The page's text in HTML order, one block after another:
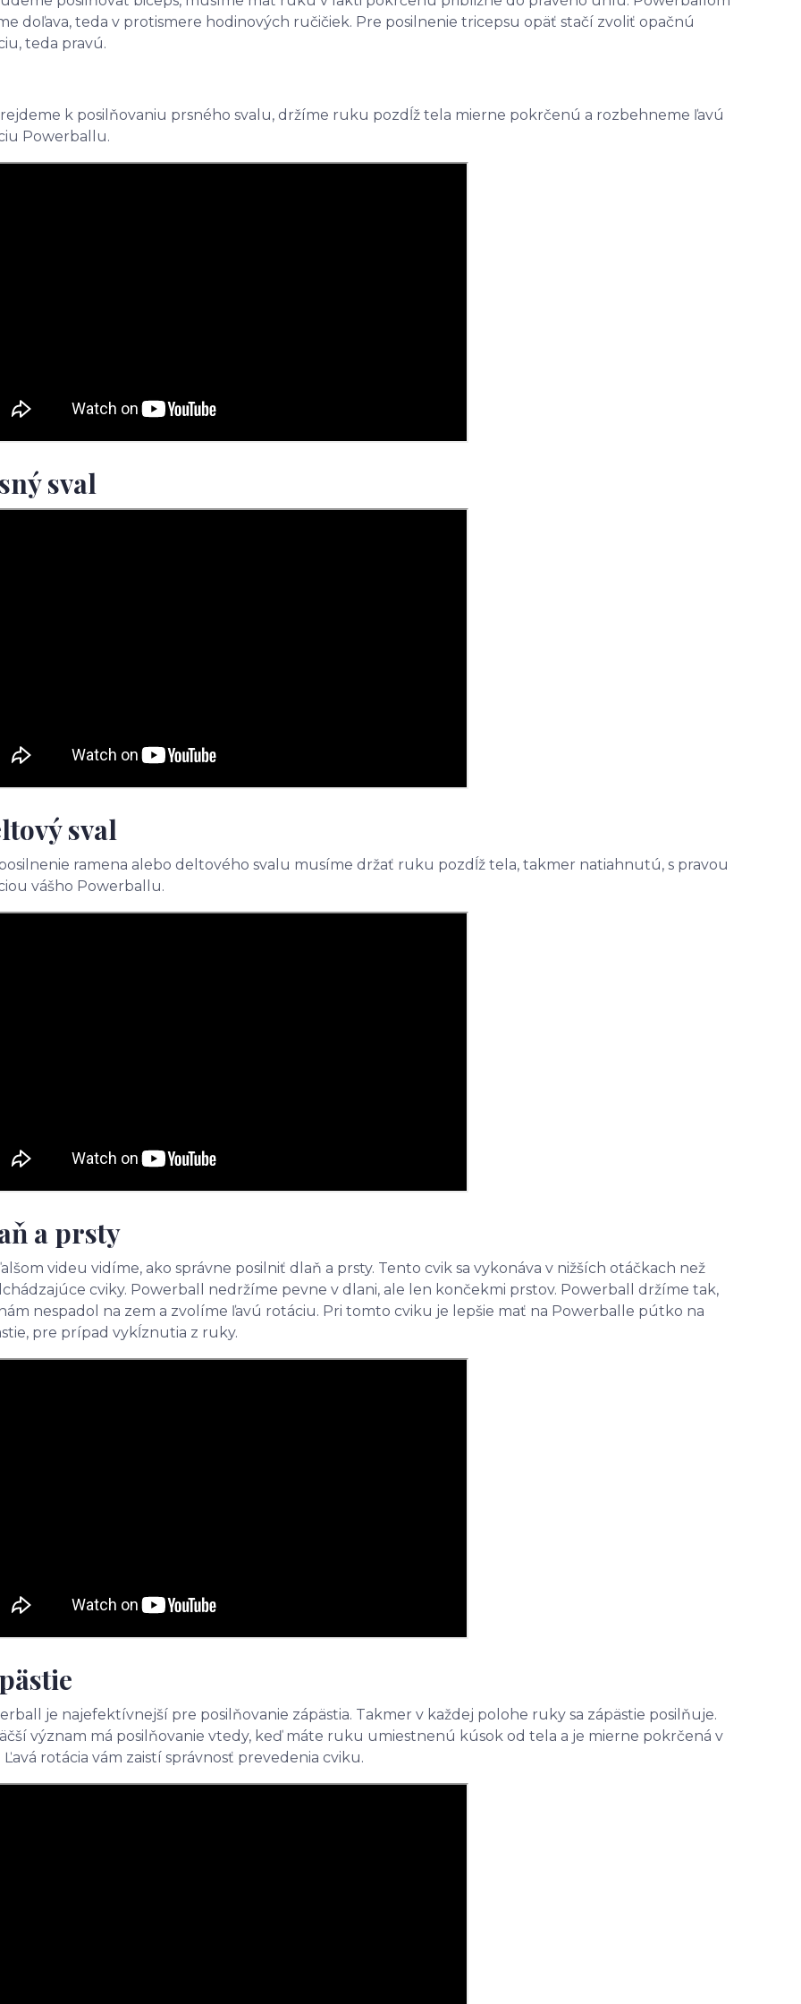
doľava, teda v protismere hodinových ručičiek. Pre posilnenie tricepsu opäť stačí zvoliť opačnú
teda pravú.
k posilňovaniu prsného svalu, držíme ruku pozdĺž tela mierne pokrčenú a rozbehneme ľavú
Powerballu.
sval
sval
ramena alebo deltového svalu musíme držať ruku pozdĺž tela, takmer natiahnutú, s pravou
vášho Powerballu.
a prsty
videu vidíme, ako správne posilniť dlaň a prsty. Tento cvik sa vykonáva v nižších otáčkach než
cviky. Powerball nedržíme pevne v dlani, ale len končekmi prstov. Powerball držíme tak,
nespadol na zem a zvolíme ľavú rotáciu. Pri tomto cviku je lepšie mať na Powerballe pútko na
pre prípad vykĺznutia z ruky.
je najefektívnejší pre posilňovanie zápästia. Takmer v každej polohe ruky sa zápästie posilňuje.
význam má posilňovanie vtedy, keď máte ruku umiestnenú kúsok od tela a je mierne pokrčená v
Ľavá rotácia vám zaistí správnosť prevedenia cviku.